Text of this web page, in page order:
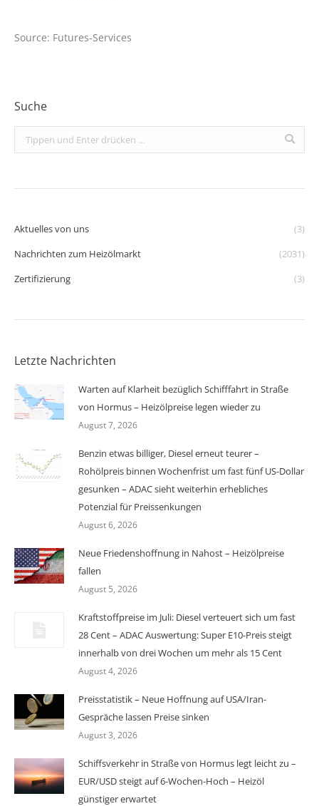
Source: Futures-Services
Suche
Search:
Aktuelles von uns
(3)
Nachrichten zum Heizölmarkt
(2031)
Zertifizierung
(3)
Letzte Nachrichten
Warten auf Klarheit bezüglich Schifffahrt in Straße
von Hormus – Heizölpreise legen wieder zu
August 7, 2026
Benzin etwas billiger, Diesel erneut teurer –
Rohölpreis binnen Wochenfrist um fast fünf US-Dollar
gesunken – ADAC sieht weiterhin erhebliches
Potenzial für Preissenkungen
August 6, 2026
Neue Friedenshoffnung in Nahost – Heizölpreise
fallen
August 5, 2026
Kraftstoffpreise im Juli: Diesel verteuert sich um fast
28 Cent – ADAC Auswertung: Super E10-Preis steigt
innerhalb von drei Wochen um mehr als 15 Cent
August 4, 2026
Preisstatistik – Neue Hoffnung auf USA/Iran-
Gespräche lassen Preise sinken
August 3, 2026
Schiffsverkehr in Straße von Hormus legt leicht zu –
EUR/USD steigt auf 6-Wochen-Hoch – Heizöl
günstiger erwartet